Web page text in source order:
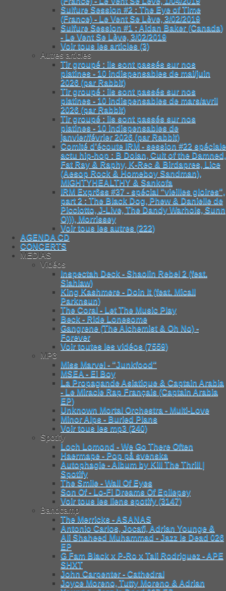
Sulfure Session #2 : The Eye of Time
(France) - Le Vent Se Lève, 3/02/2019
Sulfure Session #1 : Aidan Baker (Canada)
- Le Vent Se Lève, 3/02/2019
Voir tous les articles (3)
Autres articles
Tir groupé : ils sont passés sur nos
platines - 10 indispensables de mai/juin
2026 (par Rabbit)
Tir groupé : ils sont passés sur nos
platines - 10 indispensables de mars/avril
2026 (par Rabbit)
Tir groupé : ils sont passés sur nos
platines - 10 indispensables de
janvier/février 2026 (par Rabbit)
Comité d’écoute IRM - session #22 spéciale
actu hip-hop : B Dolan, Cult of the Damned,
Fat Ray & Raphy, K-Rec & Birdapres, Lice
(Aesop Rock & Homeboy Sandman),
MIGHTYHEALTHY & Sankofa
IRM Expr6ss #37 - spécial "vieilles gloires",
part 2 : The Black Dog, Phew & Danielle de
Picciotto, J-Live, The Dandy Warhols, Sunn
O))), Morrissey
Voir tous les autres (222)
AGENDA CD
CONCERTS
MEDIAS
Vidéos
Inspectah Deck - Shaolin Rebel 2 (feat.
Siahlaw)
King Kashmere - Doin It (feat. Micall
Parknsun)
The Coral - Let The Music Play
Beck - Ride Lonesome
Gangrene (The Alchemist & Oh No) -
Forever
Voir toutes les vidéos (7559)
MP3
Miss Marvel - "Junkfood"
MSEA - Ei Boy
La Propagande Asiatique & Captain Arabia
- Le Miracle Rap Français (Captain Arabia
EP)
Unknown Mortal Orchestra - Multi-Love
Minor Alps - Buried Plans
Voir tous les mp3 (240)
Spotify
Loch Lomond - We Go There Often
Haermape - Pop på svenska
Autophagie - Album by Kill The Thrill |
Spotify
The Smile - Wall Of Eyes
Son Of - Lo-Fi Dreams Of Epilepsy
Voir tous les liens spotify (3147)
Bandcamp
The Merricks - ASANAS
Antonio Carlos, Jocafi, Adrian Younge &
Ali Shaheed Muhammad - Jazz Is Dead 026
EP
G Fam Black x P-Ro x Tali Rodriguez - APE
SHXT
John Carpenter - Cathedral
Joyce Moreno, Tutty Moreno & Adrian